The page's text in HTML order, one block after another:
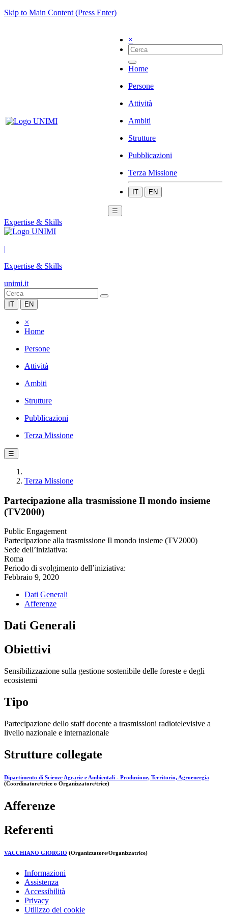
Skip to Main Content (Press Enter)
×
Home
Persone
Attività
Ambiti
Strutture
Pubblicazioni
Terza Missione
IT EN
☰
Expertise & Skills
|
Expertise & Skills
unimi.it
IT EN
×
Home
Persone
Attività
Ambiti
Strutture
Pubblicazioni
Terza Missione
☰
Terza Missione
Partecipazione alla trasmissione Il mondo insieme
(TV2000)
Public Engagement
Partecipazione alla trasmissione Il mondo insieme (TV2000)
Sede dell’iniziativa:
Roma
Periodo di svolgimento dell’iniziativa:
Febbraio 9, 2020
Dati Generali
Afferenze
Dati Generali
Obiettivi
Sensibilizzazione sulla gestione sostenibile delle foreste e degli
ecosistemi
Tipo
Partecipazione dello staff docente a trasmissioni radiotelevisive a
livello nazionale e internazionale
Strutture collegate
Dipartimento di Scienze Agrarie e Ambientali - Produzione, Territorio, Agroenergia
(Coordinatore/trice o Organizzatore/trice)
Afferenze
Referenti
VACCHIANO GIORGIO (Organizzatore/Organizzatrice)
Informazioni
Assistenza
Accessibilità
Privacy
Utilizzo dei cookie